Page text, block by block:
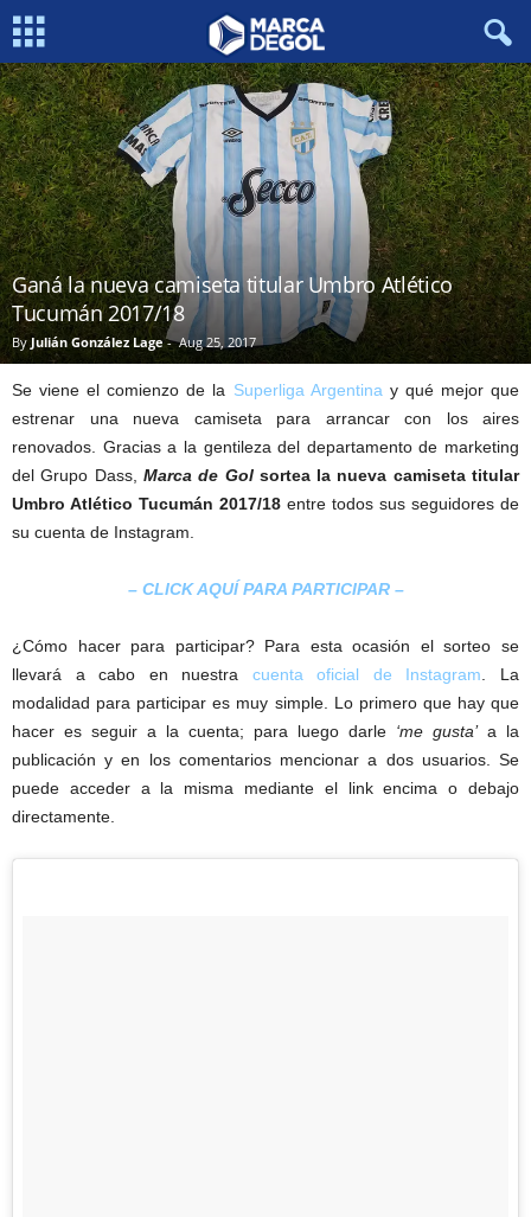
Ganá la nueva camiseta titular Umbro Atlético
Tucumán 2017/18
By Julián González Lage- Aug 25, 2017
Se viene el comienzo de la Superliga Argentinay qué mejor que
estrenar una nueva camiseta para arrancar con los aires
renovados. Gracias a la gentileza del departamento de marketing
del Grupo Dass, Marca de Golsortea la nueva camiseta titular
Umbro Atlético Tucumán 2017/18 entre todos sus seguidores de
su cuenta de Instagram.
– CLICK AQUÍ PARA PARTICIPAR –
¿Cómo hacer para participar? Para esta ocasión el sorteo se
llevará a cabo en nuestra cuenta oficial de Instagram. La
modalidad para participar es muy simple. Lo primero que hay que
hacer es seguir a la cuenta; para luego darle ‘me gusta’a la
publicación y en los comentarios mencionar a dos usuarios. Se
puede acceder a la misma mediante el link encima o debajo
directamente.